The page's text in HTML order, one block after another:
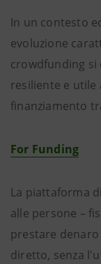
In un contesto
evoluzione
crowdfunding
resiliente e utile
finanziamento
For Funding
La piattaforma
alle persone –
prestare
diretto, senza